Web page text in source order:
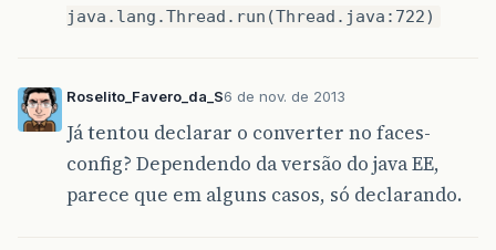
java.lang.Thread.run(Thread.java:722)
Roselito_Favero_da_S6 de nov. de 2013
Já tentou declarar o converter no faces-
config? Dependendo da versão do java EE,
parece que em alguns casos, só declarando.